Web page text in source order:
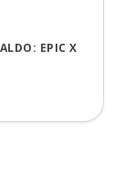
EPIC X